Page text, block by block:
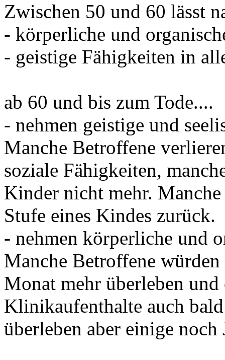
Zwischen 50 und 60 lässt
- körperliche und
- geistige Fähigkeiten in
ab 60 und bis zum Tode....
- nehmen geistige und
Manche Betroffene
soziale Fähigkeiten,
Kinder nicht mehr.
Stufe eines Kindes zurück.
- nehmen körperliche und
Manche Betroffene
Monat mehr überleben und
Klinikaufenthalte auch
überleben aber einige